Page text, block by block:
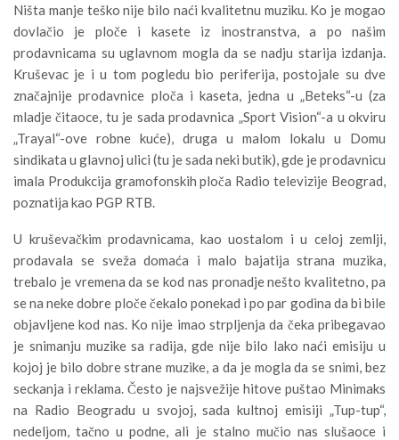
Ništa manje teško nije bilo naći kvalitetnu muziku. Ko je mogao
dovlačio je ploče i kasete iz inostranstva, a po našim
prodavnicama su uglavnom mogla da se nadju starija izdanja.
Kruševac je i u tom pogledu bio periferija, postojale su dve
značajnije prodavnice ploča i kaseta, jedna u „Beteks“-u (za
mladje čitaoce, tu je sada prodavnica „Sport Vision“-a u okviru
„Trayal“-ove robne kuće), druga u malom lokalu u Domu
sindikata u glavnoj ulici (tu je sada neki butik), gde je prodavnicu
imala Produkcija gramofonskih ploča Radio televizije Beograd,
poznatija kao PGP RTB.
U kruševačkim prodavnicama, kao uostalom i u celoj zemlji,
prodavala se sveža domaća i malo bajatija strana muzika,
trebalo je vremena da se kod nas pronadje nešto kvalitetno, pa
se na neke dobre ploče čekalo ponekad i po par godina da bi bile
objavljene kod nas. Ko nije imao strpljenja da čeka pribegavao
je snimanju muzike sa radija, gde nije bilo lako naći emisiju u
kojoj je bilo dobre strane muzike, a da je mogla da se snimi, bez
seckanja i reklama. Često je najsvežije hitove puštao Minimaks
na Radio Beogradu u svojoj, sada kultnoj emisiji „Tup-tup“,
nedeljom, tačno u podne, ali je stalno mučio nas slušaoce i